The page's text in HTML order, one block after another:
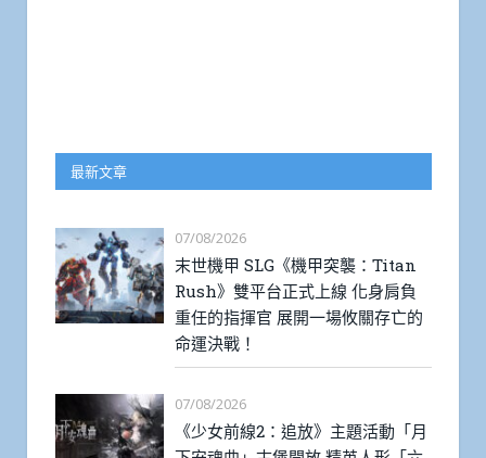
最新文章
07/08/2026
末世機甲 SLG《機甲突襲：Titan
Rush》雙平台正式上線 化身肩負
重任的指揮官 展開一場攸關存亡的
命運決戰！
07/08/2026
《少女前線2：追放》主題活動「月